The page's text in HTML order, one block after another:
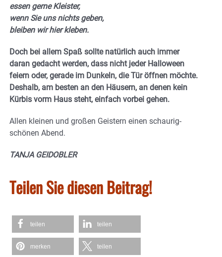
essen gerne Kleister,
wenn Sie uns nichts geben,
bleiben wir hier kleben.
Doch bei allem Spaß sollte natürlich auch immer
daran gedacht werden, dass nicht jeder Halloween
feiern oder, gerade im Dunkeln, die Tür öffnen möchte.
Deshalb, am besten an den Häusern, an denen kein
Kürbis vorm Haus steht, einfach vorbei gehen.
Allen kleinen und großen Geistern einen schaurig-
schönen Abend.
TANJA GEIDOBLER
Teilen Sie diesen Beitrag!
teilen teilen
merken teilen